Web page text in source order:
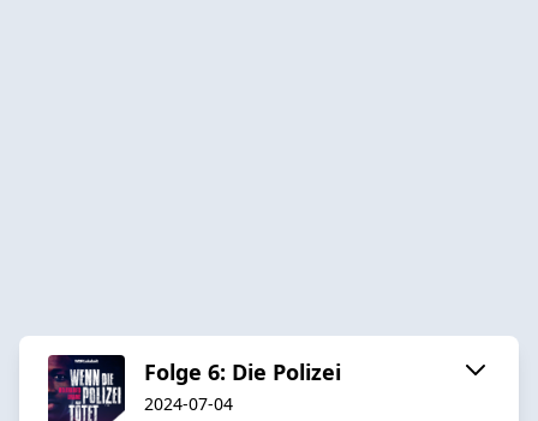
Folge 6: Die Polizei
2024-07-04